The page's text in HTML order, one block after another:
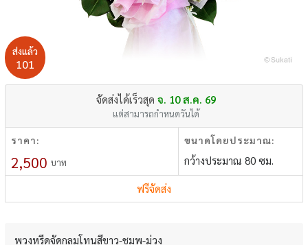
ส่งแล้ว
101
จัดส่งได้เร็วสุด จ. 10 ส.ค. 69
แต่สามารถกำหนดวันได้
ราคา:
2,500 บาท
ขนาดโดยประมาณ:
กว้างประมาณ 80 ซม.
ฟรีจัดส่ง
พวงหรีดจัดกลมโทนสีขาว-ชมพู-ม่วง